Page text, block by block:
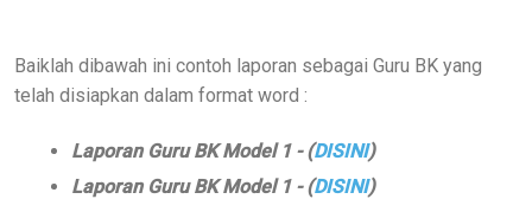
Baiklah dibawah ini contoh laporan sebagai Guru BK yang
telah disiapkan dalam format word :
Laporan Guru BK Model 1 - (DISINI)
Laporan Guru BK Model 1 - (DISINI)